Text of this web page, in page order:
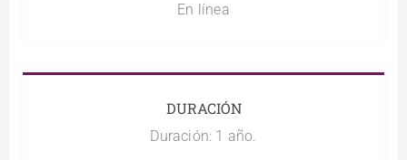
En línea
DURACIÓN
Duración: 1 año.